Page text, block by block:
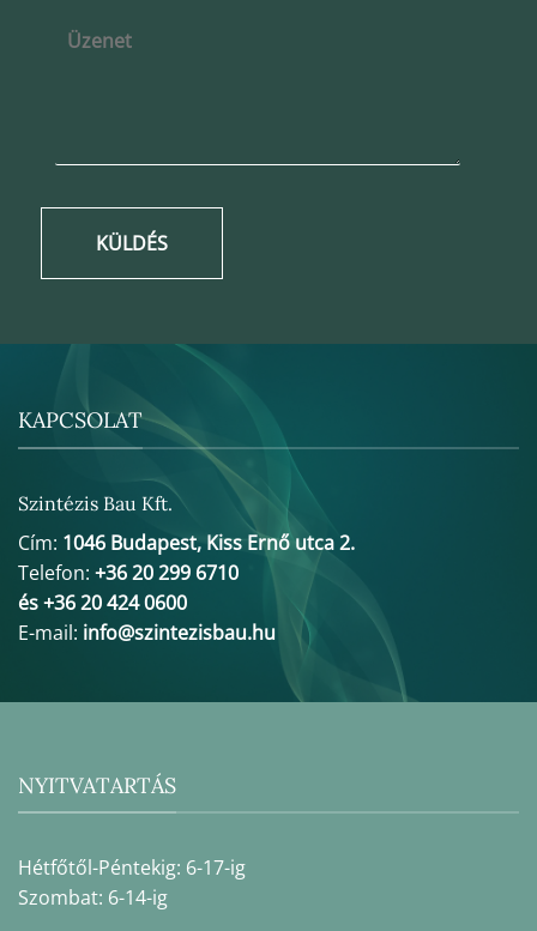
KÜLDÉS
KAPCSOLAT
Szintézis Bau Kft.
Cím: 1046 Budapest, Kiss Ernő utca 2.
Telefon: +36 20 299 6710
és +36 20 424 0600
E-mail: info@szintezisbau.hu
NYITVATARTÁS
Hétfőtől-Péntekig: 6-17-ig
Szombat: 6-14-ig